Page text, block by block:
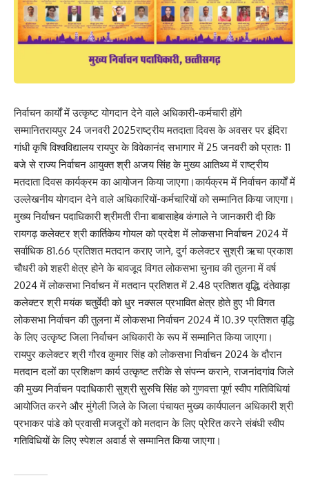
निर्वाचन कार्यों में उत्कृष्ट योगदान देने वाले अधिकारी-कर्मचारी होंगे
सम्मानितरायपुर 24 जनवरी 2025राष्ट्रीय मतदाता दिवस के अवसर पर इंदिरा
गांधी कृषि विश्वविद्यालय रायपुर के विवेकानंद सभागार में 25 जनवरी को प्रातः 11
बजे से राज्य निर्वाचन आयुक्त श्री अजय सिंह के मुख्य आतिथ्य में राष्ट्रीय
मतदाता दिवस कार्यक्रम का आयोजन किया जाएगा।कार्यक्रम में निर्वाचन कार्यों में
उल्लेखनीय योगदान देने वाले अधिकारियों-कर्मचारियों को सम्मानित किया जाएगा।
मुख्य निर्वाचन पदाधिकारी श्रीमती रीना बाबासाहेब कंगाले ने जानकारी दी कि
रायगढ़ कलेक्टर श्री कार्तिकेय गोयल को प्रदेश में लोकसभा निर्वाचन 2024 में
सर्वाधिक 81.66 प्रतिशत मतदान कराए जाने, दुर्ग कलेक्टर सुश्री ऋचा प्रकाश
चौधरी को शहरी क्षेत्र होने के बावजूद विगत लोकसभा चुनाव की तुलना में वर्ष
2024 में लोकसभा निर्वाचन में मतदान प्रतिशत में 2.48 प्रतिशत वृद्धि, दंतेवाड़ा
कलेक्टर श्री मयंक चतुर्वेदी को धुर नक्सल प्रभावित क्षेत्र होते हुए भी विगत
लोकसभा निर्वाचन की तुलना में लोकसभा निर्वाचन 2024 में 10.39 प्रतिशत वृद्धि
के लिए उत्कृष्ट जिला निर्वाचन अधिकारी के रूप में सम्मानित किया जाएगा।
रायपुर कलेक्टर श्री गौरव कुमार सिंह को लोकसभा निर्वाचन 2024 के दौरान
मतदान दलों का प्रशिक्षण कार्य उत्कृष्ट तरीके से संपन्न कराने, राजनांदगांव जिले
की मुख्य निर्वाचन पदाधिकारी सुश्री सुरुचि सिंह को गुणवत्ता पूर्ण स्वीप गतिविधियां
आयोजित करने और मुंगेली जिले के जिला पंचायत मुख्य कार्यपालन अधिकारी श्री
प्रभाकर पांडे को प्रवासी मजदूरों को मतदान के लिए प्रेरित करने संबंधी स्वीप
गतिविधियों के लिए स्पेशल अवार्ड से सम्मानित किया जाएगा।